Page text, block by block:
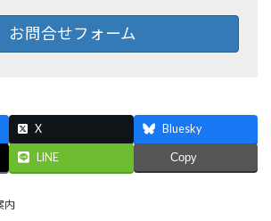
お問合せフォーム
X Bluesky
LINE Copy
内